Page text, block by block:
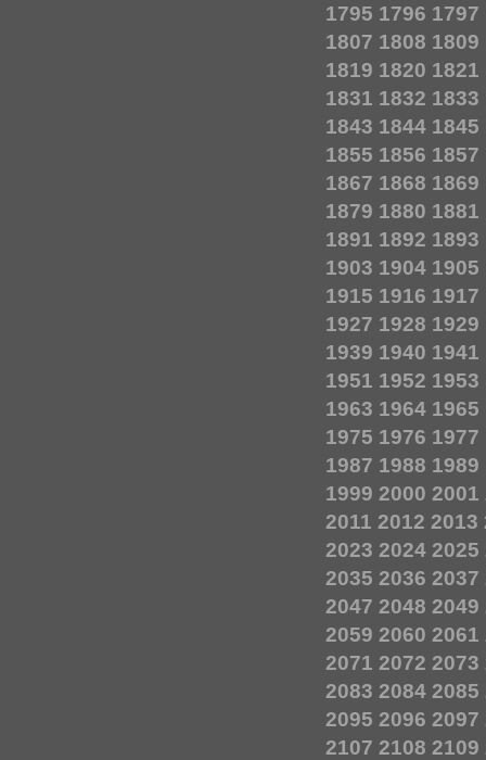
1795 1796 1797
1807 1808 1809
1819 1820 1821
1831 1832 1833
1843 1844 1845
1855 1856 1857
1867 1868 1869
1879 1880 1881
1891 1892 1893
1903 1904 1905
1915 1916 1917
1927 1928 1929
1939 1940 1941
1951 1952 1953
1963 1964 1965
1975 1976 1977
1987 1988 1989
1999 2000 2001
2011 2012 2013
2023 2024 2025
2035 2036 2037
2047 2048 2049
2059 2060 2061
2071 2072 2073
2083 2084 2085
2095 2096 2097
2107 2108 2109